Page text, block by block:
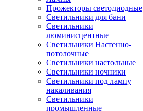
Прожекторы светодиодные
Светильники для бани
Светильники
люминисцентные
Светильники Настенно-
потолочные
Светильники настольные
Светильники ночники
Светильники под лампу
накаливания
Светильники
промышленные